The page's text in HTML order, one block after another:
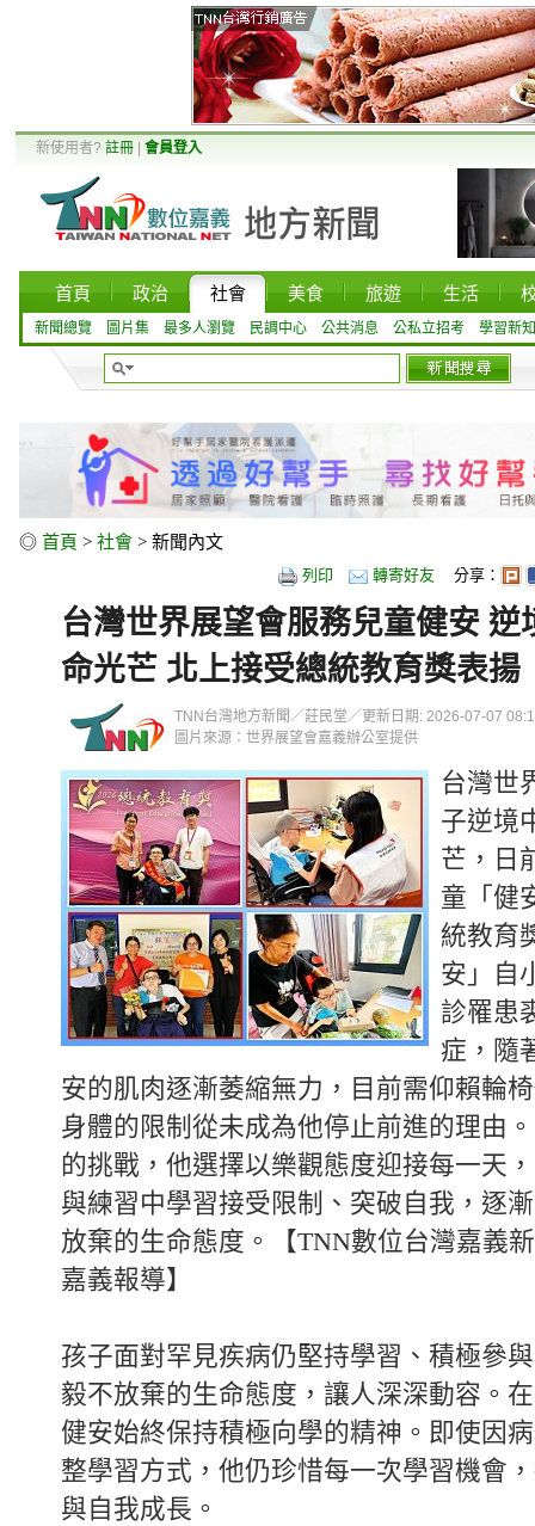
新使用者? 註冊 會員登入
首頁 政治 社會 美食 旅遊 生活
新聞總覽 圖片集 最多人瀏覽 民調中心 公共消息 公私立招考 學習新知
◎ 首頁 > 社會 > 新聞內文
列印 轉寄好友 分享：
台灣世界展望會服務兒童健安 逆
命光芒 北上接受總統教育獎表揚
TNN台灣地方新聞／莊民堂／更新日期: 2026-07-07
圖片來源：世界展望會嘉義辦公室提供
台灣世
子逆境
芒，日
童「健
統教育
安」自
診罹患
症，隨
安的肌肉逐漸萎縮無力，目前需仰賴輪
身體的限制從未成為他停止前進的理由
的挑戰，他選擇以樂觀態度迎接每一天
與練習中學習接受限制、突破自我，逐
放棄的生命態度。【TNN數位台灣嘉義
嘉義報導】
孩子面對罕見疾病仍堅持學習、積極參
毅不放棄的生命態度，讓人深深動容。
健安始終保持積極向學的精神。即使因
整學習方式，他仍珍惜每一次學習機會
與自我成長。